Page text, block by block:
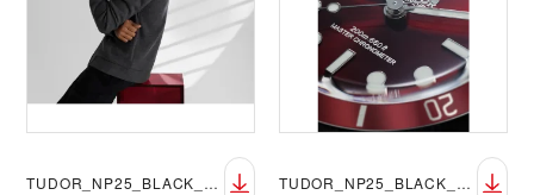
TUDOR_NP25_BLACK_BAY_58_LIFESTYLE-9 TUDOR_NP25_BLACK_BAY_58_LIFESTYLE-10